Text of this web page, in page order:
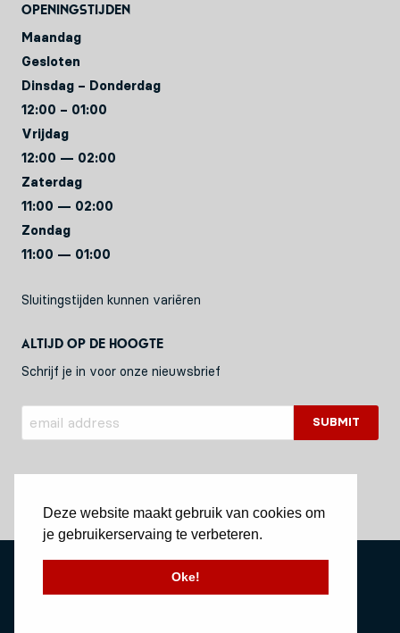
Deze website maakt gebruik van cookies om
je gebruikerservaing te verbeteren.
Oke!
Openingstijden
Maandag
Gesloten
Dinsdag – Donderdag
12:00 – 01:00
Vrijdag
12:00 — 02:00
Zaterdag
11:00 — 02:00
Zondag
11:00 — 01:00
Sluitingstijden kunnen variëren
Altijd op de hoogte
Schrijf je in voor onze nieuwsbrief